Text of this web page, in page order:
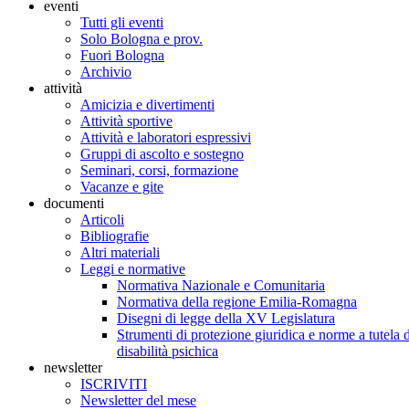
eventi
Tutti gli eventi
Solo Bologna e prov.
Fuori Bologna
Archivio
attività
Amicizia e divertimenti
Attività sportive
Attività e laboratori espressivi
Gruppi di ascolto e sostegno
Seminari, corsi, formazione
Vacanze e gite
documenti
Articoli
Bibliografie
Altri materiali
Leggi e normative
Normativa Nazionale e Comunitaria
Normativa della regione Emilia-Romagna
Disegni di legge della XV Legislatura
Strumenti di protezione giuridica e norme a tutela
disabilità psichica
newsletter
ISCRIVITI
Newsletter del mese